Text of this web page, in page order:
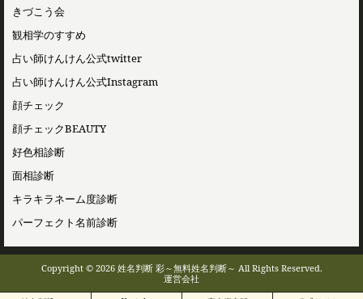
きづこう会
観相学のすすめ
占い師けんけん公式twitter
占い師けんけん公式Instagram
顔チェック
顔チェックBEAUTY
好色相診断
面相診断
キラキラネーム度診断
パーフェクト名前診断
Copyright © 2026 姓名判断 彩～無料姓名判断～ All Rights Reserved.
運営会社